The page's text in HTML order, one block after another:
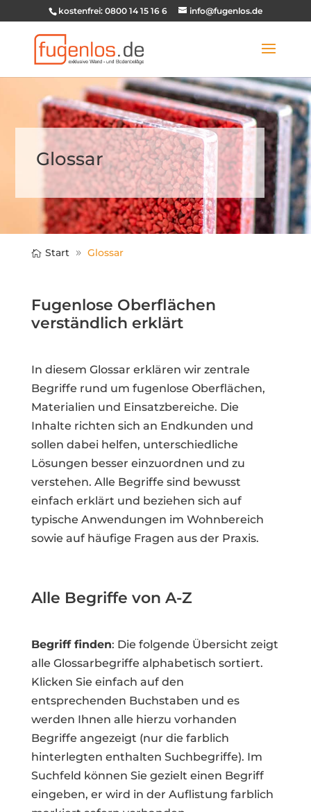
kostenfrei: 0800 14 15 16 6 info@fugenlos.de
Glossar
Start Glossar
Fugenlose Oberflächen
verständlich erklärt
In diesem Glossar erklären wir zentrale
Begriffe rund um fugenlose Oberflächen,
Materialien und Einsatzbereiche. Die
Inhalte richten sich an Endkunden und
sollen dabei helfen, unterschiedliche
Lösungen besser einzuordnen und zu
verstehen. Alle Begriffe sind bewusst
einfach erklärt und beziehen sich auf
typische Anwendungen im Wohnbereich
sowie auf häufige Fragen aus der Praxis.
Alle Begriffe von A-Z
Begriff finden: Die folgende Übersicht zeigt
alle Glossarbegriffe alphabetisch sortiert.
Klicken Sie einfach auf den
entsprechenden Buchstaben und es
werden Ihnen alle hierzu vorhanden
Begriffe angezeigt (nur die farblich
hinterlegten enthalten Suchbegriffe). Im
Suchfeld können Sie gezielt einen Begriff
eingeben, er wird in der Auflistung farblich